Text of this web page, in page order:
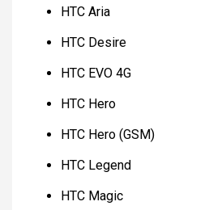
HTC Aria
HTC Desire
HTC EVO 4G
HTC Hero
HTC Hero (GSM)
HTC Legend
HTC Magic